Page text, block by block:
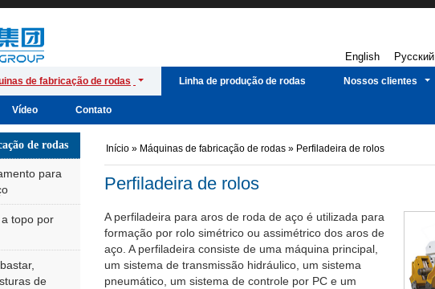
English Русский
de fabricação de rodas Linha de produção de rodas Nossos clientes
Vídeo Contato
de rodas
para
topo por
de
Início » Máquinas de fabricação de rodas » Perfiladeira de rolos
Perfiladeira de rolos
A perfiladeira para aros de roda de aço é utilizada para
formação por rolo simétrico ou assimétrico dos aros de
aço. A perfiladeira consiste de uma máquina principal,
um sistema de transmissão hidráulico, um sistema
pneumático, um sistema de controle por PC e um